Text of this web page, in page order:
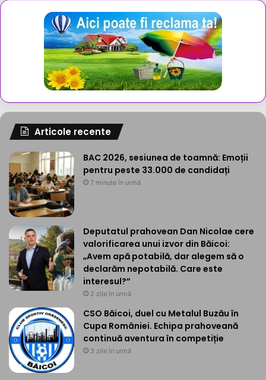
Articole recente
BAC 2026, sesiunea de toamnă: Emoții
pentru peste 33.000 de candidați
7 minute în urmă
Deputatul prahovean Dan Nicolae cere
valorificarea unui izvor din Băicoi:
„Avem apă potabilă, dar alegem să o
declarăm nepotabilă. Care este
interesul?”
2 zile în urmă
CSO Băicoi, duel cu Metalul Buzău în
Cupa României. Echipa prahoveană
continuă aventura în competiție
3 zile în urmă